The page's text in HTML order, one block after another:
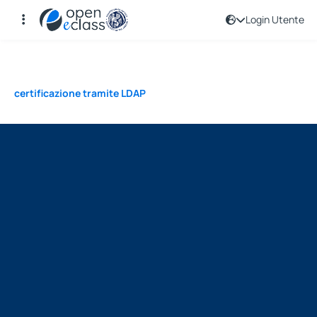
Login Utente
Registrazione
certificazione tramite LDAP